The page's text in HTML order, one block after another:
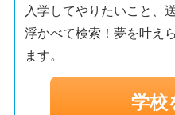
メリット
せた高
実際に
増加傾
信制高校
ている
入学してやりたいこと、
浮かべて検索！夢を叶え
ます。
学校